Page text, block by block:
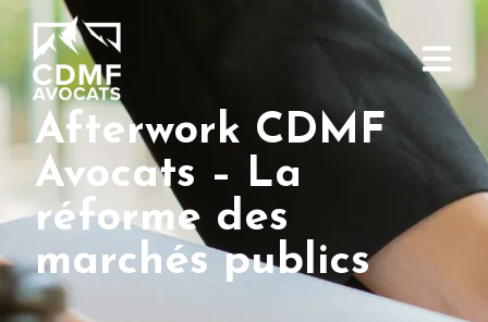
Afterwork CDMF
Avocats – La
réforme des
marchés publics